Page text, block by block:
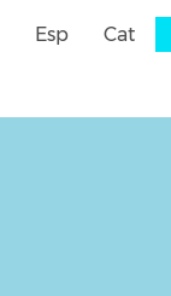
Esp Cat